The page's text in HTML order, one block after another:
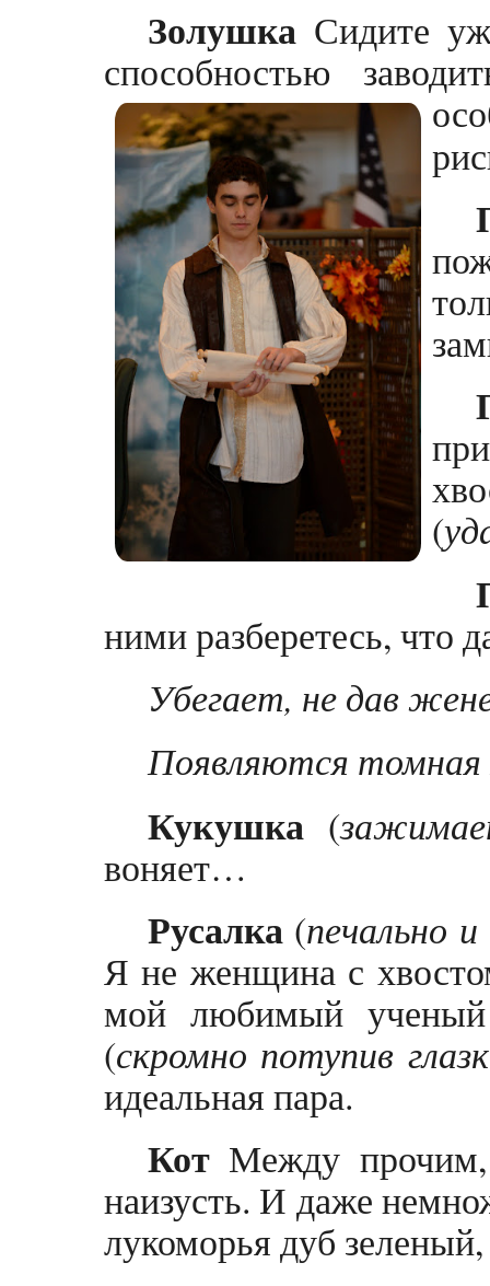
Золушка Сидите
способностью
(
ними разберетесь, что
Убегает, не дав
Появляются томная
Кукушка (
воняет…
Русалка (печально
Я не женщина с
мой любимый
(скромно потупив
идеальная пара.
Кот Между
наизусть. И даже
лукоморья дуб